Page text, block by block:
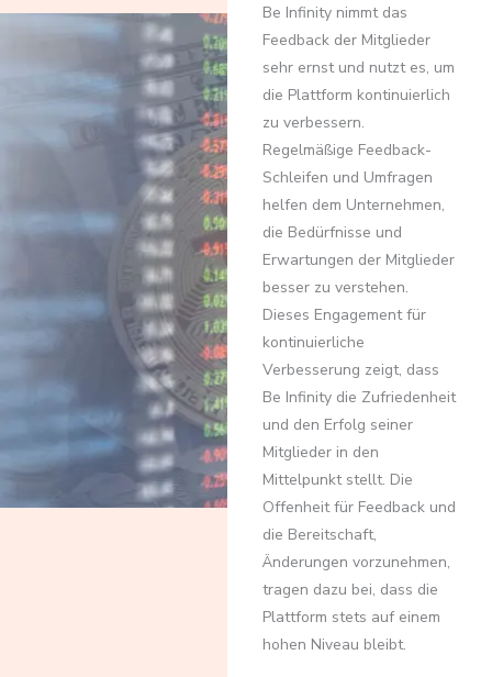
Be Infinity nimmt das
Feedback der Mitglieder
sehr ernst und nutzt es, um
die Plattform kontinuierlich
zu verbessern.
Regelmäßige Feedback-
Schleifen und Umfragen
helfen dem Unternehmen,
die Bedürfnisse und
Erwartungen der Mitglieder
besser zu verstehen.
Dieses Engagement für
kontinuierliche
Verbesserung zeigt, dass
Be Infinity die Zufriedenheit
und den Erfolg seiner
Mitglieder in den
Mittelpunkt stellt. Die
Offenheit für Feedback und
die Bereitschaft,
Änderungen vorzunehmen,
tragen dazu bei, dass die
Plattform stets auf einem
hohen Niveau bleibt.